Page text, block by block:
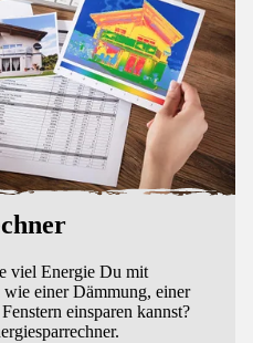
viel Energie Du mit
wie einer Dämmung, einer
einsparen kannst?